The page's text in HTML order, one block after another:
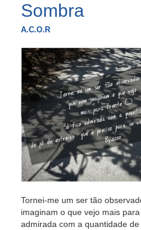
Sombra
A.C.O.R
Tornei-me um ser tão
imaginam o que vejo mais
admirada com a quantidade